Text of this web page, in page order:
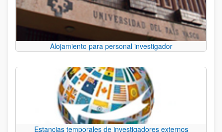
Alojamiento para personal investigador
Estancias temporales de investigadores externos